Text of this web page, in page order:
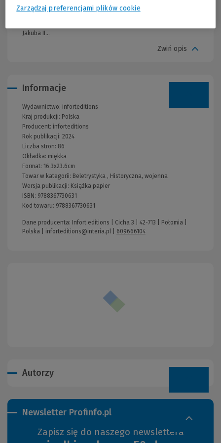
nie jest łatwe. Niniejsza książka jest nie tylko próbą omówienia
bitwy, ale też przedstawienia jej kontekstu historycznego oraz
Jakuba II...
Zwiń opis
Informacje
Wydawnictwo: inforteditions
Kraj produkcji: Polska
Producent: inforteditions
Rok publikacji: 2024
Liczba stron: 86
Okładka: miękka
Format: 16.3x23.6cm
Towar w kategorii: Beletrystyka , Historyczna, wojenna
Wersja publikacji: Książka papier
ISBN: 9788367730631
Kod towaru: 9788367730631
Dane producenta: Infort editions | Cicha 3 | 42-713 | Połomia |
Polska | inforteditions@interia.pl 609666104
Autorzy
Newsletter Profinfo.pl
Zapisz się do naszego newslettera
Zarządzaj preferencjami plików cookie